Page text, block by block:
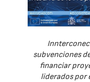
subvenciones
financiar
liderados por